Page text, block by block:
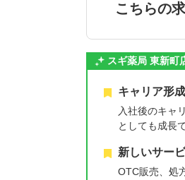
こちらの
スギ薬局 東新
キャリア形
入社後のキャ
としても成長
新しいサー
OTC販売、処